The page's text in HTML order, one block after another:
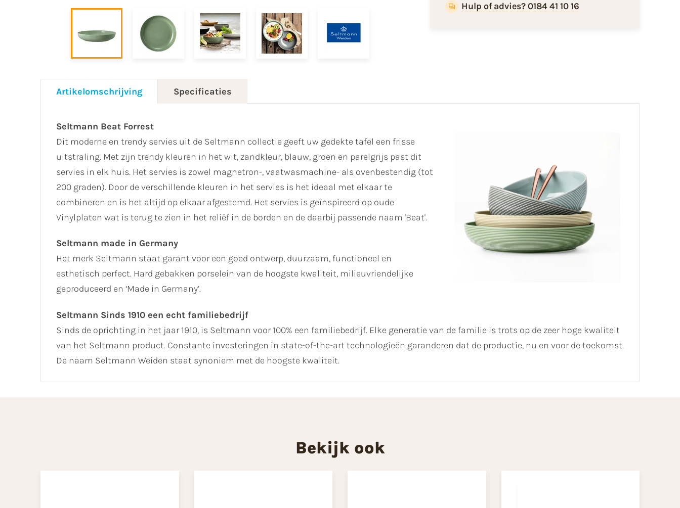
Hulp of advies? 0184 41 10 16
Artikelomschrijving Specificaties
Seltmann Beat Forrest
Dit moderne en trendy servies uit de Seltmann collectie geeft uw gedekte tafel een frisse
uitstraling. Met zijn trendy kleuren in het wit, zandkleur, blauw, groen en parelgrijs past dit
servies in elk huis. Het servies is zowel magnetron-, vaatwasmachine- als ovenbestendig (tot
200 graden). Door de verschillende kleuren in het servies is het ideaal met elkaar te
combineren en is het altijd op elkaar afgestemd. Het servies is geïnspireerd op oude
Vinylplaten wat is terug te zien in het reliëf in de borden en de daarbij passende naam 'Beat'.
Seltmann made in Germany
Het merk Seltmann staat garant voor een goed ontwerp, duurzaam, functioneel en
esthetisch perfect. Hard gebakken porselein van de hoogste kwaliteit, milieuvriendelijke
geproduceerd en ‘Made in Germany’.
Seltmann Sinds 1910 een echt familiebedrijf
Sinds de oprichting in het jaar 1910, is Seltmann voor 100% een familiebedrijf. Elke generatie van de familie is trots op de zeer hoge kwaliteit
van het Seltmann product. Constante investeringen in state-of-the-art technologieën garanderen dat de productie, nu en voor de toekomst.
De naam Seltmann Weiden staat synoniem met de hoogste kwaliteit.
Bekijk ook